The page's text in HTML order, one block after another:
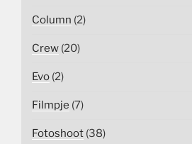
Column (2)
Crew (20)
Evo (2)
Filmpje (7)
Fotoshoot (38)